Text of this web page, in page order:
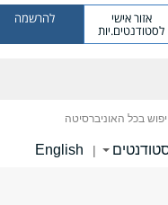
אזור אישי
לסטודנטים.יות
להרשמה
בכל האוניברסיטה
|
English